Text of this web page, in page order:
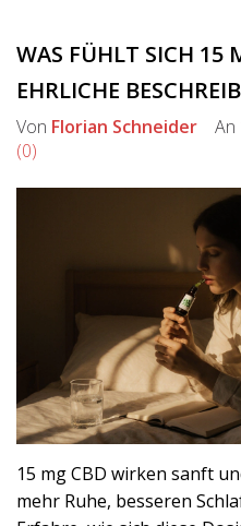
WAS FÜHLT SICH 15
EHRLICHE
Von Florian Schneider An
(0)
15 mg CBD wirken sanft
mehr Ruhe, besseren